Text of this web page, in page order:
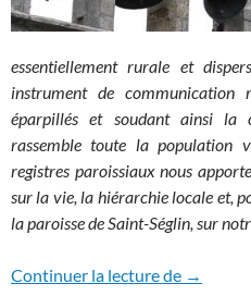
essentiellement rurale et
instrument de
éparpillés et soudant ainsi la
rassemble toute la population
registres paroissiaux nous
sur la vie, la hiérarchie locale et,
la paroisse de Saint-Séglin, sur
Continuer la lecture de La
→